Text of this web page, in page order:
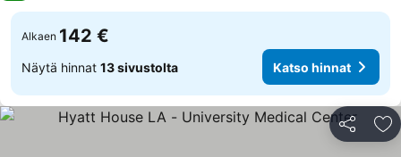
Alkaen 142 €
Näytä hinnat 13 sivustolta Katso hinnat
Jaa